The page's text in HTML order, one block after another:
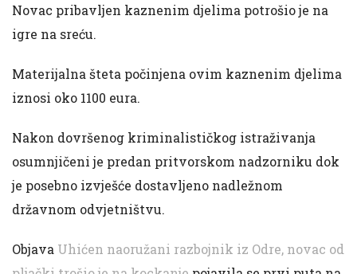
Novac pribavljen kaznenim djelima potrošio je na
igre na sreću.
Materijalna šteta počinjena ovim kaznenim djelima
iznosi oko 1100 eura.
Nakon dovršenog kriminalističkog istraživanja
osumnjičeni je predan pritvorskom nadzorniku dok
je posebno izvješće dostavljeno nadležnom
državnom odvjetništvu.
Objava Uhićen naoružani razbojnik iz Odre, novac od